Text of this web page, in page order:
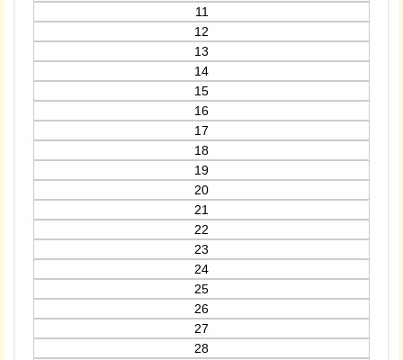
11
12
13
14
15
16
17
18
19
20
21
22
23
24
25
26
27
28